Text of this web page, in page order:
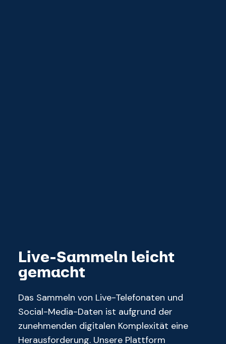
Live-Sammeln leicht
gemacht
Das Sammeln von Live-Telefonaten und
Social-Media-Daten ist aufgrund der
zunehmenden digitalen Komplexität eine
Herausforderung. Unsere Plattform